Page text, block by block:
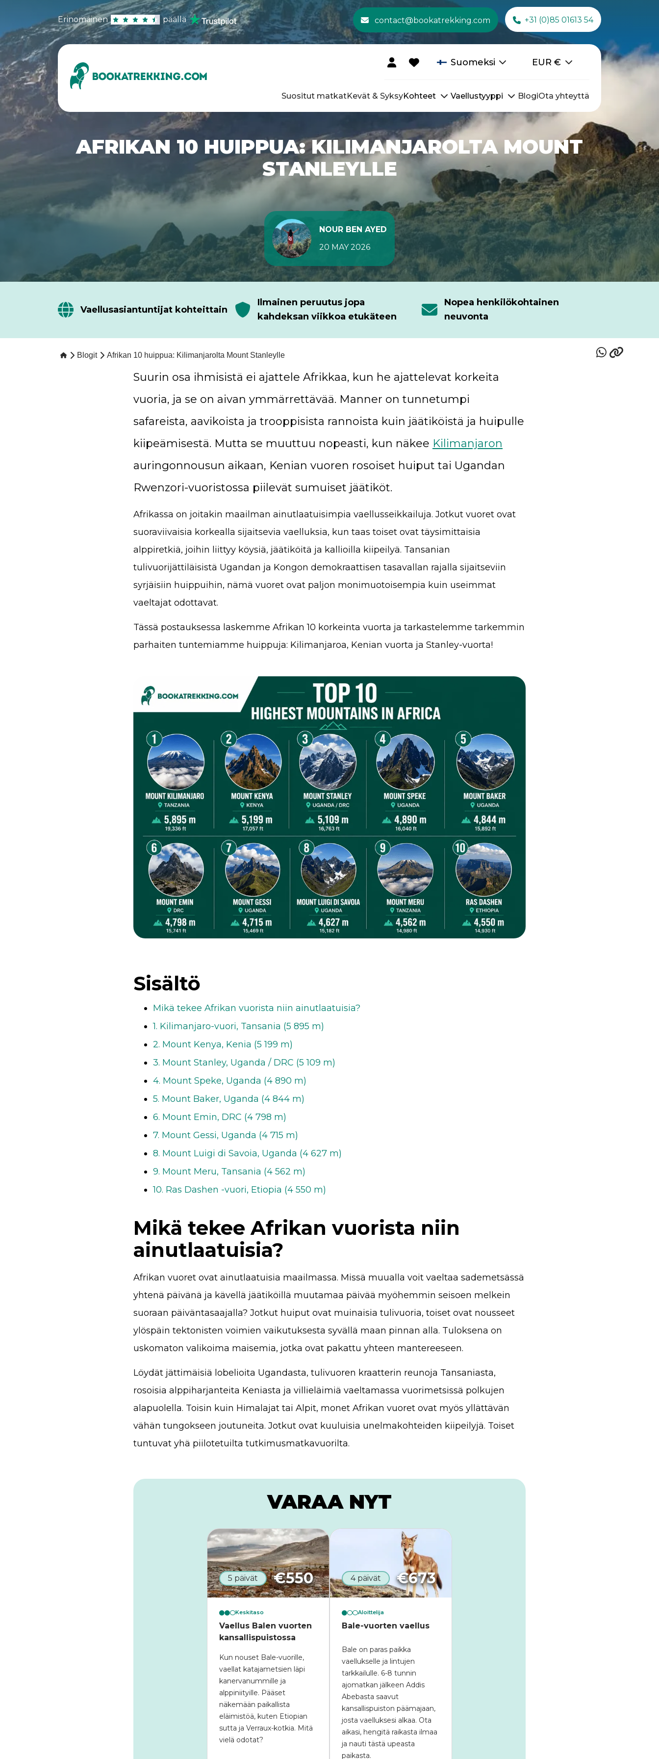
Erinomainen päällä contact@bookatrekking.com +31 (0)85 01613 54
Suomeksi EUR €
Suositut matkatKevät & SyksyKohteet Vaellustyyppi BlogiOta yhteyttä
AFRIKAN 10 HUIPPUA: KILIMANJAROLTA MOUNT
STANLEYLLE
NOUR BEN AYED
20 MAY 2026
Vaellusasiantuntijat kohteittain
Ilmainen peruutus jopa
kahdeksan viikkoa etukäteen
Nopea henkilökohtainen
neuvonta
Blogit Afrikan 10 huippua: Kilimanjarolta Mount Stanleylle
Suurin osa ihmisistä ei ajattele Afrikkaa, kun he ajattelevat korkeita
vuoria, ja se on aivan ymmärrettävää. Manner on tunnetumpi
safareista, aavikoista ja trooppisista rannoista kuin jäätiköistä ja huipulle
kiipeämisestä. Mutta se muuttuu nopeasti, kun näkee Kilimanjaron
auringonnousun aikaan, Kenian vuoren rosoiset huiput tai Ugandan
Rwenzori-vuoristossa piilevät sumuiset jäätiköt.
Afrikassa on joitakin maailman ainutlaatuisimpia vaellusseikkailuja. Jotkut vuoret ovat
suoraviivaisia korkealla sijaitsevia vaelluksia, kun taas toiset ovat täysimittaisia
alppiretkiä, joihin liittyy köysiä, jäätiköitä ja kallioilla kiipeilyä. Tansanian
tulivuorijättiläisistä Ugandan ja Kongon demokraattisen tasavallan rajalla sijaitseviin
syrjäisiin huippuihin, nämä vuoret ovat paljon monimuotoisempia kuin useimmat
vaeltajat odottavat.
Tässä postauksessa laskemme Afrikan 10 korkeinta vuorta ja tarkastelemme tarkemmin
parhaiten tuntemiamme huippuja: Kilimanjaroa, Kenian vuorta ja Stanley-vuorta!
Sisältö
Mikä tekee Afrikan vuorista niin ainutlaatuisia?
1. Kilimanjaro-vuori, Tansania (5 895 m)
2. Mount Kenya, Kenia (5 199 m)
3. Mount Stanley, Uganda / DRC (5 109 m)
4. Mount Speke, Uganda (4 890 m)
5. Mount Baker, Uganda (4 844 m)
6. Mount Emin, DRC (4 798 m)
7. Mount Gessi, Uganda (4 715 m)
8. Mount Luigi di Savoia, Uganda (4 627 m)
9. Mount Meru, Tansania (4 562 m)
10. Ras Dashen -vuori, Etiopia (4 550 m)
Mikä tekee Afrikan vuorista niin
ainutlaatuisia?
Afrikan vuoret ovat ainutlaatuisia maailmassa. Missä muualla voit vaeltaa sademetsässä
yhtenä päivänä ja kävellä jäätiköillä muutamaa päivää myöhemmin seisoen melkein
suoraan päiväntasaajalla? Jotkut huiput ovat muinaisia tulivuoria, toiset ovat nousseet
ylöspäin tektonisten voimien vaikutuksesta syvällä maan pinnan alla. Tuloksena on
uskomaton valikoima maisemia, jotka ovat pakattu yhteen mantereeseen.
Löydät jättimäisiä lobelioita Ugandasta, tulivuoren kraatterin reunoja Tansaniasta,
rosoisia alppiharjanteita Keniasta ja villieläimiä vaeltamassa vuorimetsissä polkujen
alapuolella. Toisin kuin Himalajat tai Alpit, monet Afrikan vuoret ovat myös yllättävän
vähän tungokseen joutuneita. Jotkut ovat kuuluisia unelmakohteiden kiipeilyjä. Toiset
tuntuvat yhä piilotetuilta tutkimusmatkavuorilta.
VARAA NYT
5 päivät €550
Keskitaso
Vaellus Balen vuorten
kansallispuistossa
Kun nouset Bale-vuorille,
vaellat katajametsien läpi
kanervanummille ja
alppiniityille. Pääset
näkemään paikallista
eläimistöä, kuten Etiopian
sutta ja Verraux-kotkia. Mitä
vielä odotat?
4 päivät €673
Aloittelija
Bale-vuorten vaellus
Bale on paras paikka
vaellukselle ja lintujen
tarkkailulle. 6-8 tunnin
ajomatkan jälkeen Addis
Abebasta saavut
kansallispuiston päämajaan,
josta vaelluksesi alkaa. Ota
aikasi, hengitä raikasta ilmaa
ja nauti tästä upeasta
paikasta.